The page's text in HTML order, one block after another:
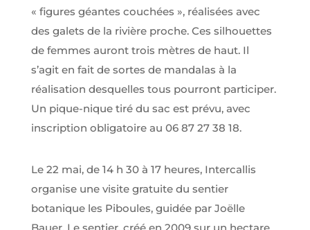
« figures géantes couchées », réalisées avec
des galets de la rivière proche. Ces silhouettes
de femmes auront trois mètres de haut. Il
s’agit en fait de sortes de mandalas à la
réalisation desquelles tous pourront participer.
Un pique-nique tiré du sac est prévu, avec
inscription obligatoire au 06 87 27 38 18.
Le 22 mai, de 14 h 30 à 17 heures, Intercallis
organise une visite gratuite du sentier
botanique les Piboules, guidée par Joëlle